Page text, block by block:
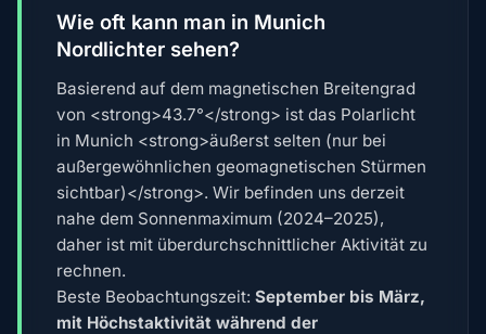
Wie oft kann man in Munich
Nordlichter sehen?
Basierend auf dem magnetischen Breitengrad
von <strong>43.7°</strong> ist das Polarlicht
in Munich <strong>äußerst selten (nur bei
außergewöhnlichen geomagnetischen Stürmen
sichtbar)</strong>. Wir befinden uns derzeit
nahe dem Sonnenmaximum (2024–2025),
daher ist mit überdurchschnittlicher Aktivität zu
rechnen.
Beste Beobachtungszeit: September bis März,
mit Höchstaktivität während der